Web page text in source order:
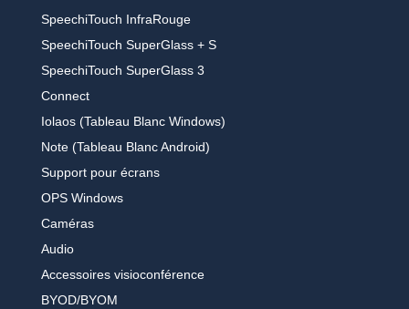
SpeechiTouch InfraRouge
SpeechiTouch SuperGlass + S
SpeechiTouch SuperGlass 3
Connect
Iolaos (Tableau Blanc Windows)
Note (Tableau Blanc Android)
Support pour écrans
OPS Windows
Caméras
Audio
Accessoires visioconférence
BYOD/BYOM